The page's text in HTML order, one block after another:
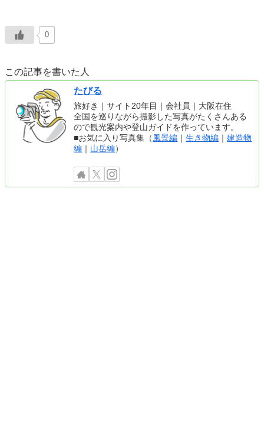
0
この記事を書いた人
たびる
旅好き｜サイト20年目｜会社員｜大阪在住
全国を巡りながら撮影した写真がたくさんある
ので観光案内や登山ガイドを作っています。
■お気に入り写真集（ 風景編 ｜生き物編 ｜建造物
編 ｜ 山岳編）